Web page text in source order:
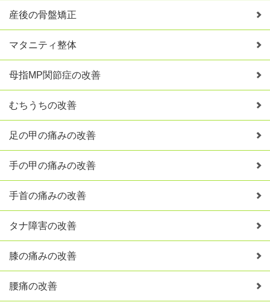
産後の骨盤矯正
マタニティ整体
母指MP関節症の改善
むちうちの改善
足の甲の痛みの改善
手の甲の痛みの改善
手首の痛みの改善
タナ障害の改善
膝の痛みの改善
腰痛の改善